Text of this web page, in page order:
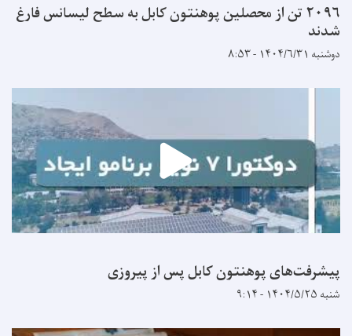
۲۰۹۶ تن از محصلین پوهنتون کابل به سطح لیسانس فارغ
شدند
دوشنبه ۱۴۰۴/۶/۳۱ - ۸:۵۳
پیشرفت‌های پوهنتون کابل پس از پیروزی
شنبه ۱۴۰۴/۵/۲۵ - ۹:۱۴